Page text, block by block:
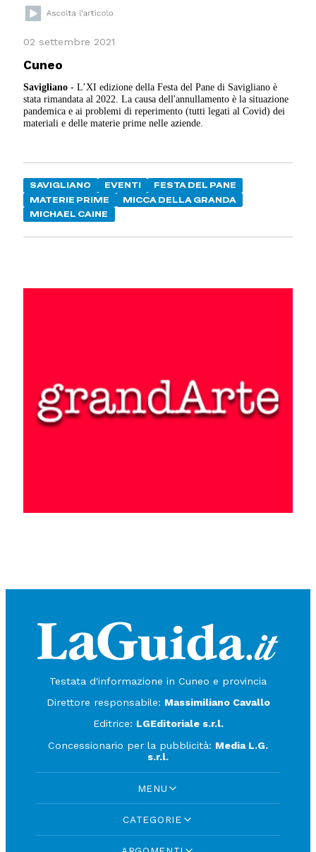
02 settembre 2021
Cuneo
Savigliano-L’XI edizione della Festa del Pane di Savigliano è
stata rimandata al 2022. La causa dell'annullamento è la situazione
pandemica e ai problemi di reperimento (tutti legati al Covid) dei
materiali e delle materie prime nelle aziende.
SAVIGLIANO EVENTI
FESTA DEL PANE
MATERIE PRIME
MICCA DELLA GRANDA
MICHAEL CAINE
Testata d'informazione in Cuneo e provincia
Direttore responsabile: Massimiliano Cavallo
Editrice: LGEditoriale s.r.l.
Concessionario per la pubblicità: Media L.G.
s.r.l.
MENU
CATEGORIE